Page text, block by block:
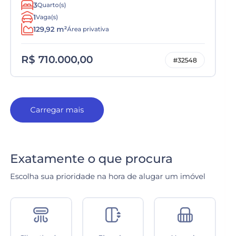
3Quarto(s)
1Vaga(s)
129,92 m²Área privativa
R$ 710.000,00 #32548
Carregar mais
Exatamente o que procura
Escolha sua prioridade na hora de alugar um imóvel